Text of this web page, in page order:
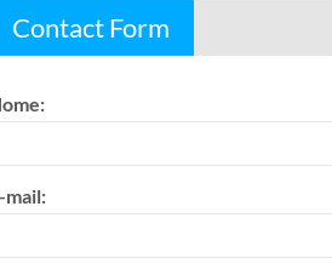
Contact Form
mail: